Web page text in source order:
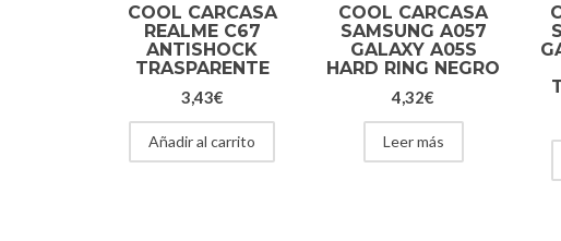
COOL CARCASA
REALME C67
ANTISHOCK
TRASPARENTE
3,43€
Añadir al carrito
COOL CARCASA
SAMSUNG A057
GALAXY A05S
HARD RING NEGRO
4,32€
Leer más